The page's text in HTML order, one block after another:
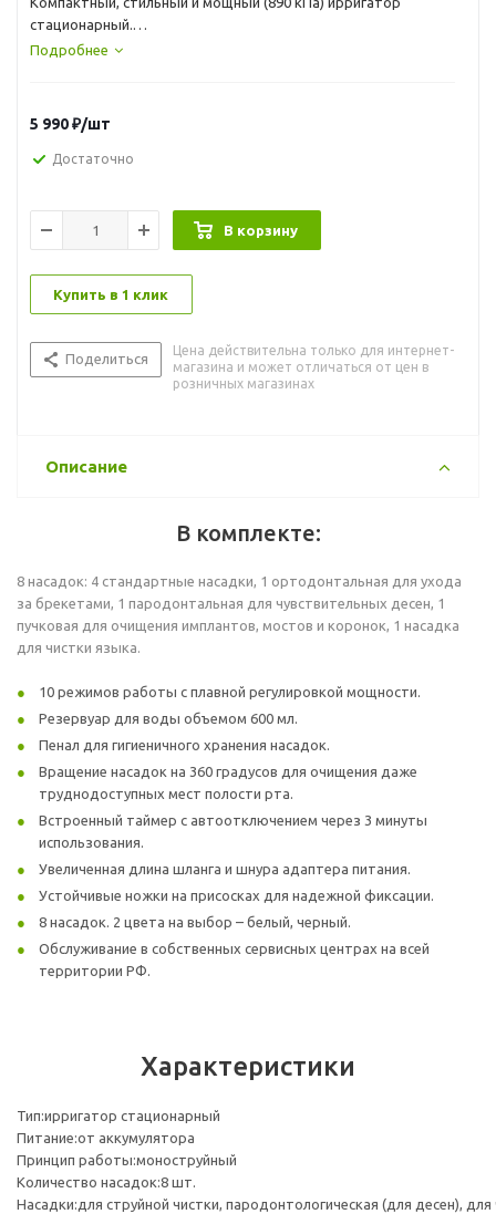
стационарный.
Зубной ирригатор необходим для ежедневной гигиены
Подробнее
5 990₽/шт
Достаточно
В корзину
Купить в 1 клик
Поделиться
Цена действительна только для интернет-
магазина и может отличаться от цен в
розничных магазинах
Описание
В комплекте:
8 насадок: 4 стандартные насадки, 1 ортодонтальная для ухода
за брекетами, 1 пародонтальная для чувствительных десен, 1
пучковая для очищения имплантов, мостов и коронок, 1 насадка
для чистки языка.
10 режимов работы с плавной регулировкой мощности.
Резервуар для воды объемом 600 мл.
Пенал для гигиеничного хранения насадок.
Вращение насадок на 360 градусов для очищения даже
труднодоступных мест полости рта.
Встроенный таймер с автоотключением через 3 минуты
использования.
Увеличенная длина шланга и шнура адаптера питания.
Устойчивые ножки на присосках для надежной фиксации.
8 насадок. 2 цвета на выбор – белый, черный.
Обслуживание в собственных сервисных центрах на всей
территории РФ.
Характеристики
Тип:ирригатор стационарный
Питание:от аккумулятора
Принцип работы:моноструйный
Количество насадок:8 шт.
Насадки:для струйной чистки, пародонтологическая (для десен),